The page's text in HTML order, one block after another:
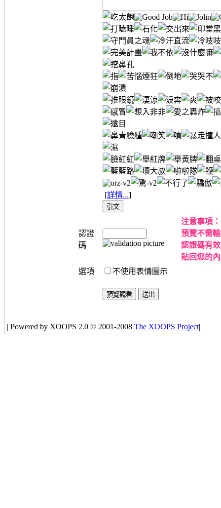
[詳情...]
認證
碼
注意事項：
預覽不需
認證碼有
貼回您的
選項
不使用表情圖示
| Powered by XOOPS 2.0 © 2001-2008 The XOOPS Project|